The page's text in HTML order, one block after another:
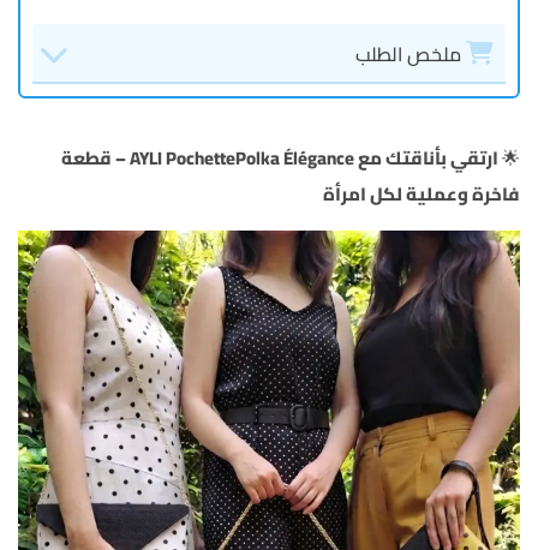
ملخص الطلب
🌟
ارتقي بأناقتك مع AYLI PochettePolka Élégance – قطعة
فاخرة وعملية لكل امرأة